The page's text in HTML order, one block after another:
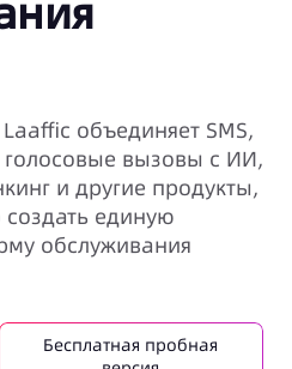
объединяет SMS,
голосовые вызовы с ИИ,
и другие продукты,
единую
обслуживания
Бесплатная пробная